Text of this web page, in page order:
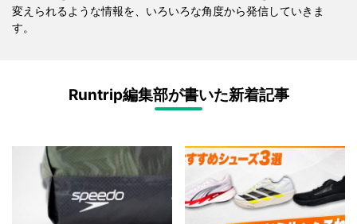
変えられるような情報を、いろいろな角度から発信していきま
す。
Runtrip編集部が書いた新着記事